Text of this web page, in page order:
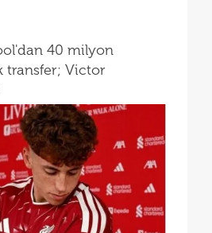
40 milyon
transfer; Victor